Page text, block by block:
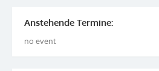
Anstehende Termine:
no event